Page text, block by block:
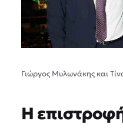
Γιώργος Μυλωνάκης και
Η